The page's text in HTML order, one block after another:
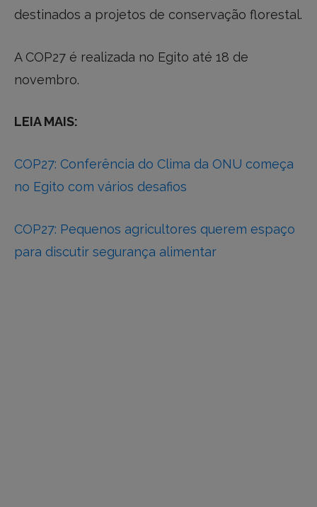
destinados a projetos de conservação florestal.
A COP27 é realizada no Egito até 18 de
novembro.
LEIA MAIS:
COP27: Conferência do Clima da ONU começa
no Egito com vários desafios
COP27: Pequenos agricultores querem espaço
para discutir segurança alimentar